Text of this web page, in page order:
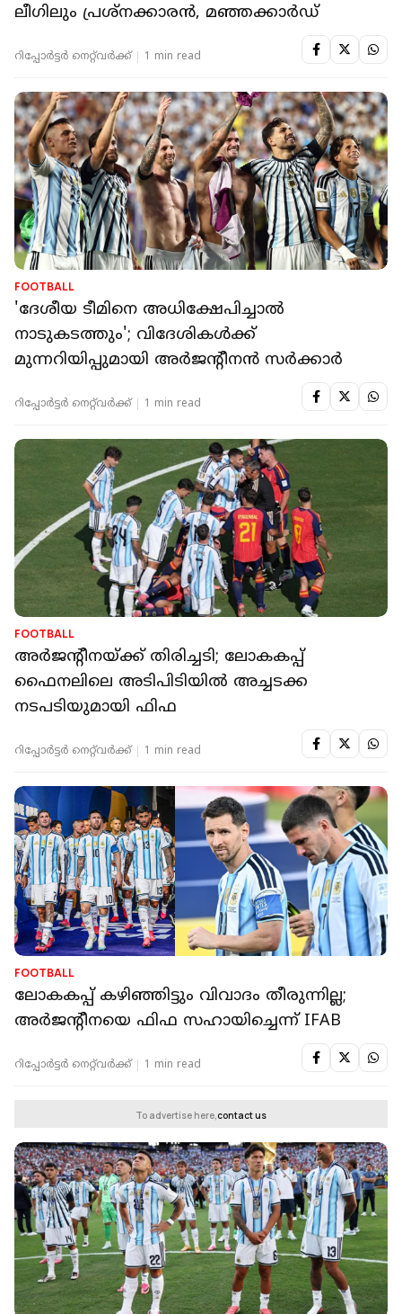
ലീഗിലും പ്രശ്‌നക്കാരന്‍, മഞ്ഞക്കാര്‍ഡ്
റിപ്പോർട്ടർ നെറ്റ്‌വര്‍ക്ക്‌ 1 min read
FOOTBALL
'ദേശീയ ടീമിനെ അധിക്ഷേപിച്ചാൽ
നാടുകടത്തും'; വിദേശികൾക്ക്
മുന്നറിയിപ്പുമായി അർജന്റീനൻ സർക്കാർ
റിപ്പോർട്ടർ നെറ്റ്‌വര്‍ക്ക്‌ 1 min read
FOOTBALL
അർജന്‍റീനയ്ക്ക് തിരിച്ചടി; ലോകകപ്പ്
ഫൈനലിലെ അടിപിടിയിൽ അച്ചടക്ക
നടപടിയുമായി ഫിഫ
റിപ്പോർട്ടർ നെറ്റ്‌വര്‍ക്ക്‌ 1 min read
FOOTBALL
ലോകകപ്പ് കഴിഞ്ഞിട്ടും വിവാദം തീരുന്നില്ല;
അര്‍ജന്റീനയെ ഫിഫ സഹായിച്ചെന്ന് IFAB
റിപ്പോർട്ടർ നെറ്റ്‌വര്‍ക്ക്‌ 1 min read
To advertise here,contact us